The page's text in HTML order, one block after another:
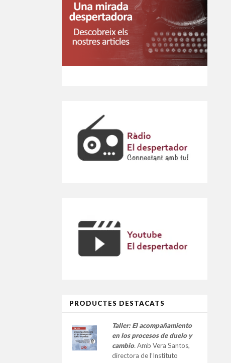
PRODUCTES DESTACATS
Taller: El acompañamiento
en los procesos de duelo y
cambio. Amb Vera Santos,
directora de l’Instituto